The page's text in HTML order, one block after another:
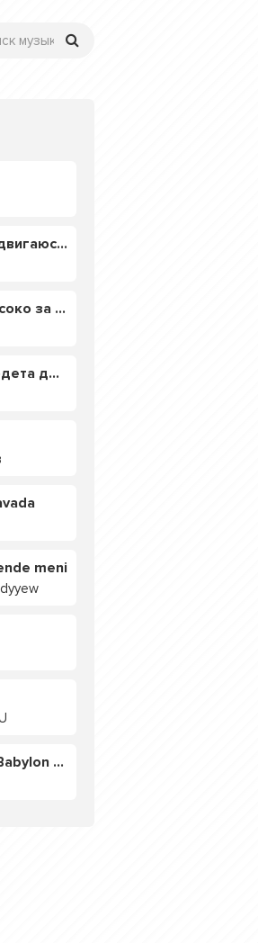
Муру мур мур двигаюсь на мурмулях
Там на небі високо за хмарами
Моя собачка одета дороже тебя
meni
Im in the sexy Babylon БУЯ